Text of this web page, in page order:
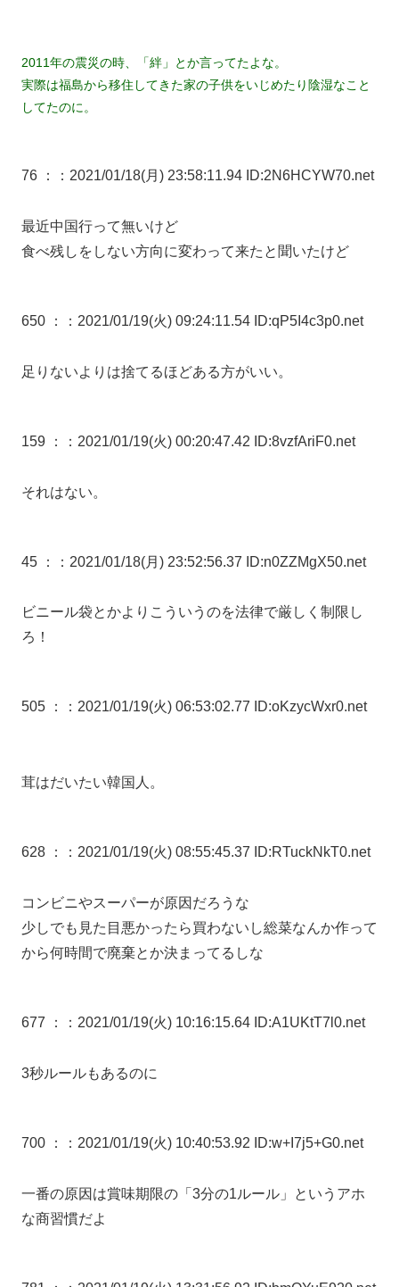
2011年の震災の時、「絆」とか言ってたよな。
実際は福島から移住してきた家の子供をいじめたり陰湿なこと
してたのに。
76 ： ：2021/01/18(月) 23:58:11.94 ID:2N6HCYW70.net
最近中国行って無いけど
食べ残しをしない方向に変わって来たと聞いたけど
650 ： ：2021/01/19(火) 09:24:11.54 ID:qP5I4c3p0.net
足りないよりは捨てるほどある方がいい。
159 ： ：2021/01/19(火) 00:20:47.42 ID:8vzfAriF0.net
それはない。
45 ： ：2021/01/18(月) 23:52:56.37 ID:n0ZZMgX50.net
ビニール袋とかよりこういうのを法律で厳しく制限し
ろ！
505 ： ：2021/01/19(火) 06:53:02.77 ID:oKzycWxr0.net
茸はだいたい韓国人。
628 ： ：2021/01/19(火) 08:55:45.37 ID:RTuckNkT0.net
コンビニやスーパーが原因だろうな
少しでも見た目悪かったら買わないし総菜なんか作って
から何時間で廃棄とか決まってるしな
677 ： ：2021/01/19(火) 10:16:15.64 ID:A1UKtT7l0.net
3秒ルールもあるのに
700 ： ：2021/01/19(火) 10:40:53.92 ID:w+I7j5+G0.net
一番の原因は賞味期限の「3分の1ルール」というアホ
な商習慣だよ